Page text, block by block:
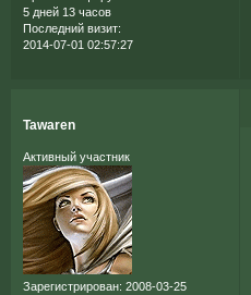
5 дней 13 часов
Последний визит:
2014-07-01 02:57:27
Tawaren
Активный участник
Зарегистрирован: 2008-03-25